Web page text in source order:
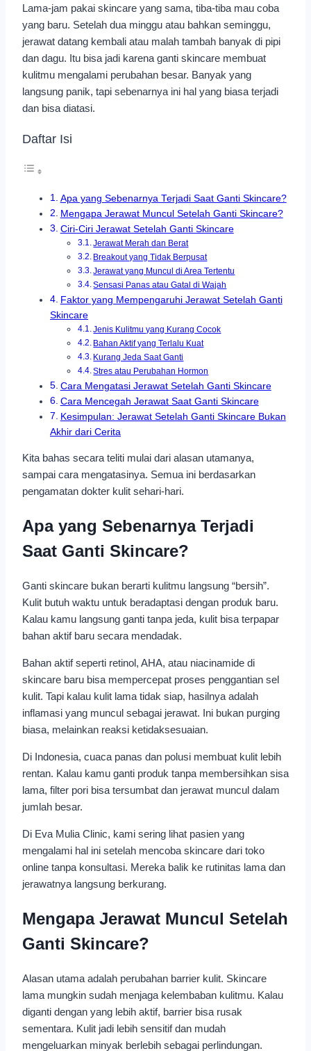
Lama-jam pakai skincare yang sama, tiba-tiba mau coba
yang baru. Setelah dua minggu atau bahkan seminggu,
jerawat datang kembali atau malah tambah banyak di pipi
dan dagu. Itu bisa jadi karena ganti skincare membuat
kulitmu mengalami perubahan besar. Banyak yang
langsung panik, tapi sebenarnya ini hal yang biasa terjadi
dan bisa diatasi.
Daftar Isi
Apa yang Sebenarnya Terjadi Saat Ganti Skincare?
Mengapa Jerawat Muncul Setelah Ganti Skincare?
Ciri-Ciri Jerawat Setelah Ganti Skincare
Jerawat Merah dan Berat
Breakout yang Tidak Berpusat
Jerawat yang Muncul di Area Tertentu
Sensasi Panas atau Gatal di Wajah
Faktor yang Mempengaruhi Jerawat Setelah Ganti
Skincare
Jenis Kulitmu yang Kurang Cocok
Bahan Aktif yang Terlalu Kuat
Kurang Jeda Saat Ganti
Stres atau Perubahan Hormon
Cara Mengatasi Jerawat Setelah Ganti Skincare
Cara Mencegah Jerawat Saat Ganti Skincare
Kesimpulan: Jerawat Setelah Ganti Skincare Bukan
Akhir dari Cerita
Kita bahas secara teliti mulai dari alasan utamanya,
sampai cara mengatasinya. Semua ini berdasarkan
pengamatan dokter kulit sehari-hari.
Apa yang Sebenarnya Terjadi
Saat Ganti Skincare?
Ganti skincare bukan berarti kulitmu langsung “bersih”.
Kulit butuh waktu untuk beradaptasi dengan produk baru.
Kalau kamu langsung ganti tanpa jeda, kulit bisa terpapar
bahan aktif baru secara mendadak.
Bahan aktif seperti retinol, AHA, atau niacinamide di
skincare baru bisa mempercepat proses penggantian sel
kulit. Tapi kalau kulit lama tidak siap, hasilnya adalah
inflamasi yang muncul sebagai jerawat. Ini bukan purging
biasa, melainkan reaksi ketidaksesuaian.
Di Indonesia, cuaca panas dan polusi membuat kulit lebih
rentan. Kalau kamu ganti produk tanpa membersihkan sisa
lama, filter pori bisa tersumbat dan jerawat muncul dalam
jumlah besar.
Di Eva Mulia Clinic, kami sering lihat pasien yang
mengalami hal ini setelah mencoba skincare dari toko
online tanpa konsultasi. Mereka balik ke rutinitas lama dan
jerawatnya langsung berkurang.
Mengapa Jerawat Muncul Setelah
Ganti Skincare?
Alasan utama adalah perubahan barrier kulit. Skincare
lama mungkin sudah menjaga kelembaban kulitmu. Kalau
diganti dengan yang lebih aktif, barrier bisa rusak
sementara. Kulit jadi lebih sensitif dan mudah
mengeluarkan minyak berlebih sebagai perlindungan.